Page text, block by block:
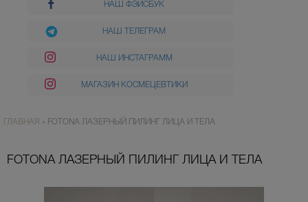
НАШ ФЭЙСБУК
НАШ ТЕЛЕГРАМ
НАШ ИНСТАГРАММ
МАГАЗИН КОСМЕЦЕВТИКИ
ГЛАВНАЯ » FOTONA ЛАЗЕРНЫЙ ПИЛИНГ ЛИЦА И ТЕЛА
FOTONA ЛАЗЕРНЫЙ ПИЛИНГ ЛИЦА И ТЕЛА